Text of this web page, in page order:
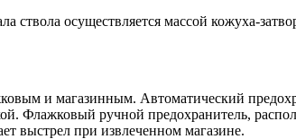
ствола осуществляется массой кожуха-
и магазинным. Автоматический
Флажковый ручной предохранитель,
выстрел при извлеченном магазине.